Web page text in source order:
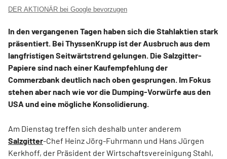
DER AKTIONÄR bei Google bevorzugen
In den vergangenen Tagen haben sich die Stahlaktien stark
präsentiert. Bei ThyssenKrupp ist der Ausbruch aus dem
langfristigen Seitwärtstrend gelungen. Die Salzgitter-
Papiere sind nach einer Kaufempfehlung der
Commerzbank deutlich nach oben gesprungen. Im Fokus
stehen aber nach wie vor die Dumping-Vorwürfe aus den
USA und eine mögliche Konsolidierung.
Am Dienstag treffen sich deshalb unter anderem
Salzgitter-Chef Heinz Jörg-Fuhrmann und Hans Jürgen
Kerkhoff, der Präsident der Wirtschaftsvereinigung Stahl,